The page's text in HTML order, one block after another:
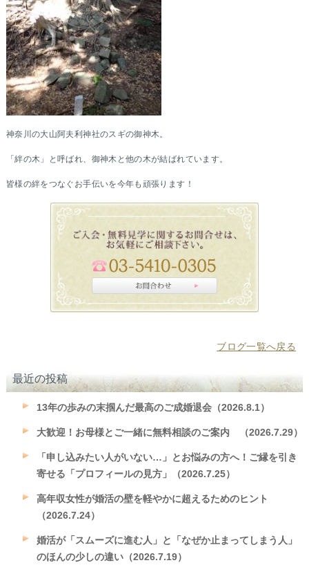
神奈川の大山阿夫利神社のスギの御神木。
「絆の木」と呼ばれ、御神木と他の木が結ばれています。
皆様の絆をつなぐお手伝いを今年も頑張ります！
ブログ一覧へ戻る
最近の投稿
13年の歩みの末掴んだ最高のご成婚退会（2026.8.1）
大歓迎！お母様とご一緒に無料相談のご案内 （2026.7.29）
「申し込みたい人がいない…」とお悩みの方へ！ご縁を引き
寄せる「プロフィールの見方」（2026.7.25）
高年収女性が婚活の壁を軽やかに超えるためのヒント
（2026.7.24）
婚活が「スムーズに進む人」と「なぜか止まってしまう人」
のほんの少しの違い（2026.7.19）